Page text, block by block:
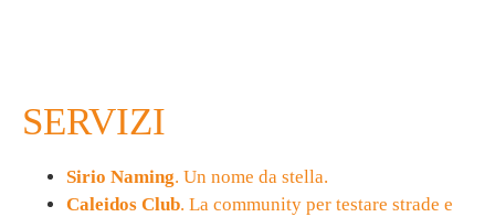
SERVIZI
Sirio Naming. Un nome da stella.
Caleidos Club. La community per testare strade e